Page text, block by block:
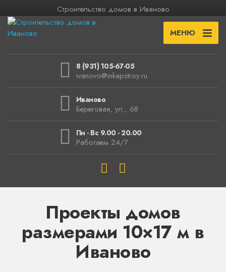
Строительство домов в Иваново
МЕНЮ
8 (931) 105-67-05
ivanovo@inkapstroy.ru
Иваново
Береговая, ул., 68
Пн - Вс 9.00 - 20.00
Работаем 24/7
Проекты домов
размерами 10×17 м в
Иваново